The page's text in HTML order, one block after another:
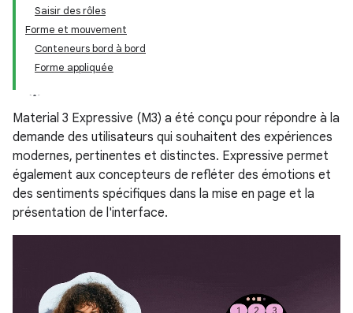
Saisir des rôles
Forme et mouvement
Conteneurs bord à bord
Forme appliquée
Material 3 Expressive (M3) a été conçu pour répondre à la
demande des utilisateurs qui souhaitent des expériences
modernes, pertinentes et distinctes. Expressive permet
également aux concepteurs de refléter des émotions et
des sentiments spécifiques dans la mise en page et la
présentation de l'interface.